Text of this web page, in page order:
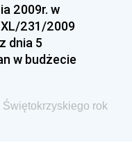
Morskiej i
2009r. w
231/2009
dnia 5
w budżecie
rok